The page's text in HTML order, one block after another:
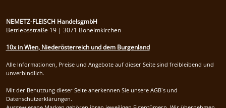
NEMETZ-FLEISCH HandelsgmbH
Betriebsstraße 19 | 3071 Böheimkirchen
10x in Wien, Niederösterreich und dem Burgenland
Alle Informationen, Preise und Angebote auf dieser Seite sind freibleibend und
unverbindlich.
Mit der Benutzung dieser Seite anerkennen Sie unsere AGB´s und
Datenschutzerklärungen.